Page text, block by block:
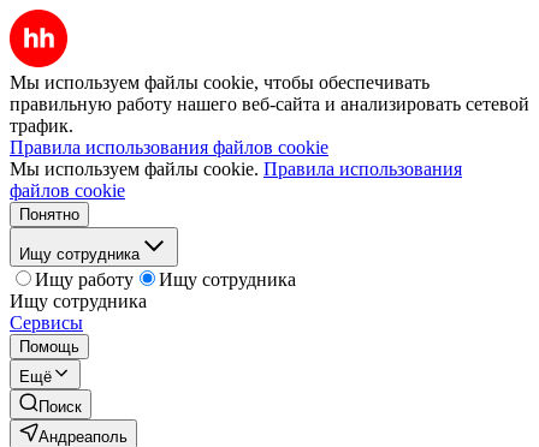
Мы используем файлы cookie, чтобы обеспечивать
правильную работу нашего веб-сайта и анализировать сетевой
трафик.
Правила использования файлов cookie
Мы используем файлы cookie. Правила использования
файлов cookie
Понятно
Ищу сотрудника
Ищу работу
Ищу сотрудника
Ищу сотрудника
Сервисы
Помощь
Ещё
Поиск
Андреаполь